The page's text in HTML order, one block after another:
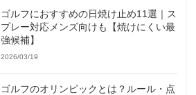
ゴルフにおすすめの日焼け止め11選｜ス
プレー対応メンズ向けも【焼けにくい最
強候補】
2026/03/19
ゴルフのオリンピックとは？ルール・点